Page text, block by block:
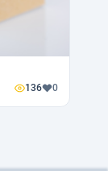
136 0